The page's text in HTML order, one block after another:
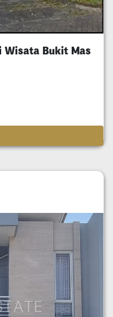
Wisata Bukit Mas